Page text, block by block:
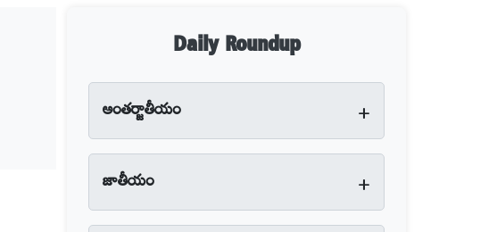
Daily Roundup
అంతర్జాతీయం +
జాతీయం +